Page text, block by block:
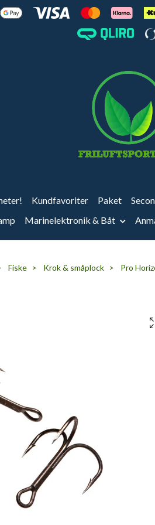
Kundfavoriter Paket
Marinelektronik & Båt
Fiske Krok & småplock Pro